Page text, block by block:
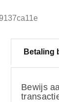
Betaling
Bewijs